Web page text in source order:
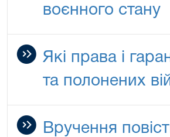
воєнного стану
Які права і
та полонених
Вручення